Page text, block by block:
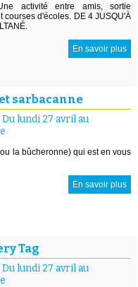
activité entre amis, sortie
courses d'écoles. DE 4 JUSQU'À
En savoir plus
sarbacanne
Du lundi 27 avril au
la bûcheronne) qui est en vous
En savoir plus
Tag
Du lundi 27 avril au